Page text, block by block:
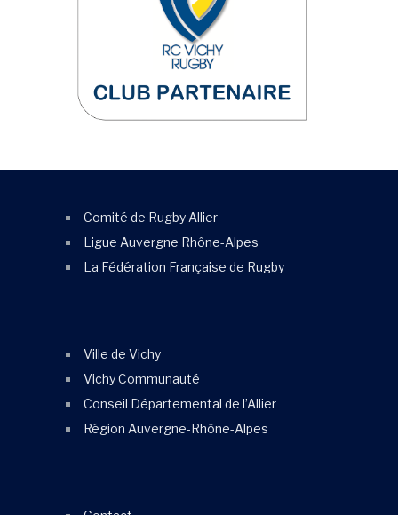
Comité de Rugby Allier
Ligue Auvergne Rhône-Alpes
La Fédération Française de Rugby
Ville de Vichy
Vichy Communauté
Conseil Départemental de l’Allier
Région Auvergne-Rhône-Alpes